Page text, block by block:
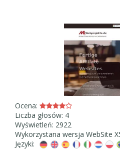
Ocena:
Liczba głosów: 4
Wyświetleń: 2922
Wykorzystana wersja WebSite
Języki: